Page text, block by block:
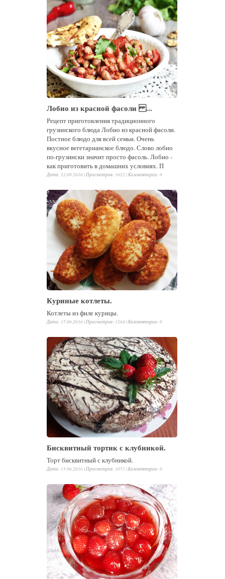
Лобио из красной фасоли ...
Рецепт приготовления традиционного
грузинского блюда Лобио из красной фасоли.
Постное блюдо для всей семьи. Очень
вкусное вегетарианское блюдо. Слово лобио
по-грузински значит просто фасоль. Лобио -
как приготовить в домашних условиях. П
Дата: 22.09.2016 | Просмотров: 1622 | Комментарии: 0
Куриные котлеты.
Котлеты из филе курицы.
Дата: 17.06.2016 | Просмотров: 1264 | Комментарии: 0
Бисквитный тортик с клубникой.
Торт бисквитный с клубникой.
Дата: 15.06.2016 | Просмотров: 1071 | Комментарии: 0